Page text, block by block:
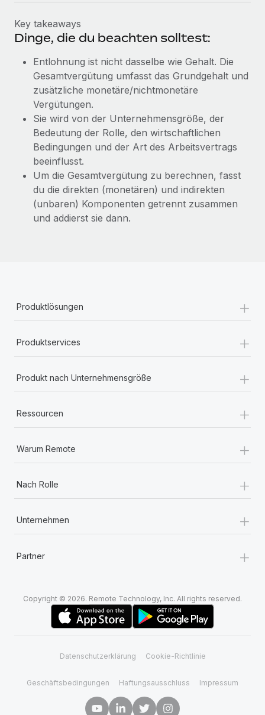
Key takeaways
Dinge, die du beachten solltest:
Entlohnung ist nicht dasselbe wie Gehalt. Die
Gesamtvergütung umfasst das Grundgehalt und
zusätzliche monetäre/nichtmonetäre
Vergütungen.
Sie wird von der Unternehmensgröße, der
Bedeutung der Rolle, den wirtschaftlichen
Bedingungen und der Art des Arbeitsvertrags
beeinflusst.
Um die Gesamtvergütung zu berechnen, fasst
du die direkten (monetären) und indirekten
(unbaren) Komponenten getrennt zusammen
und addierst sie dann.
Produktlösungen +
Produktservices +
Produkt nach Unternehmensgröße +
Ressourcen +
Warum Remote +
Nach Rolle +
Unternehmen +
Partner +
Copyright © 2026. Remote Technology, Inc. All rights reserved.
Datenschutzerklärung Cookie-Richtlinie
Geschäftsbedingungen Haftungsausschluss Impressum